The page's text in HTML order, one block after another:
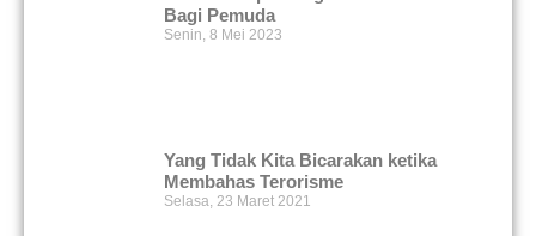
Bagi Pemuda
Senin, 8 Mei 2023
Yang Tidak Kita Bicarakan ketika
Membahas Terorisme
Selasa, 23 Maret 2021